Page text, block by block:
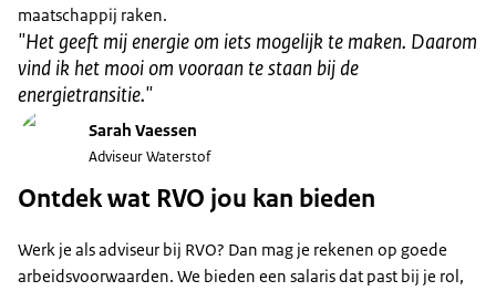
maatschappij raken.
"Het geeft mij energie om iets mogelijk te maken. Daarom
vind ik het mooi om vooraan te staan bij de
energietransitie."
Sarah Vaessen
Adviseur Waterstof
Ontdek wat RVO jou kan bieden
Werk je als adviseur bij RVO? Dan mag je rekenen op goede
arbeidsvoorwaarden. We bieden een salaris dat past bij je rol,